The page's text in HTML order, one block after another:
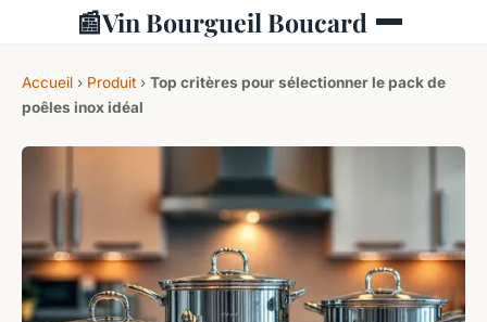
📰Vin Bourgueil Boucard
Accueil › Produit › Top critères pour sélectionner le pack de
poêles inox idéal